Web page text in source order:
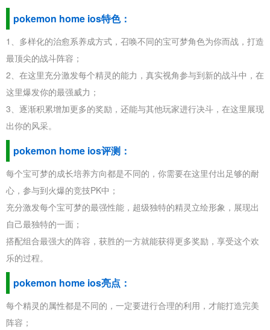
pokemon home ios特色：
1、多样化的治愈系养成方式，召唤不同的宝可梦角色为你而战，打造
最顶尖的战斗阵容；
2、在这里充分激发每个精灵的能力，真实视角参与到新的战斗中，在
这里爆发你的最强威力；
3、逐渐积累增加更多的奖励，还能与其他玩家进行决斗，在这里展现
出你的风采。
pokemon home ios评测：
每个宝可梦的成长培养方向都是不同的，你需要在这里付出足够的耐
心，参与到火爆的竞技PK中；
充分激发每个宝可梦的最强性能，超级独特的精灵立绘形象，展现出
自己最独特的一面；
搭配组合最强大的阵容，获胜的一方就能获得更多奖励，享受这个欢
乐的过程。
pokemon home ios亮点：
每个精灵的属性都是不同的，一定要进行合理的利用，才能打造完美
阵容；